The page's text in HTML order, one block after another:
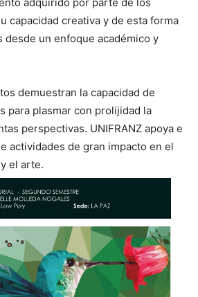
capacidad creativa y de esta forma
desde un enfoque académico y
demuestran la capacidad de
para plasmar con prolijidad la
perspectivas. UNIFRANZ apoya e
actividades de gran impacto en el
el arte.